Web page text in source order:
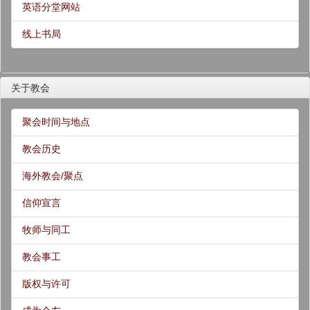
英语分堂网站
线上书局
关于教会
聚会时间与地点
教会历史
海外教会/聚点
信仰宣言
牧师与同工
教会事工
版权与许可